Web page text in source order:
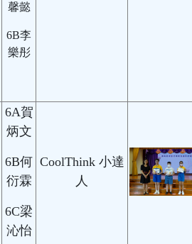
馨懿
6B李
樂彤
6A賀
炳文
6B何
衍霖
6C梁
沁怡
CoolThink 小達
人